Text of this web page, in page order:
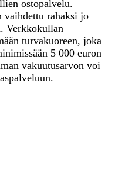
ostopalvelu.
vaihdettu rahaksi jo
Verkkokullan
turvakuoreen, joka
5 000 euron
vakuutusarvon voi